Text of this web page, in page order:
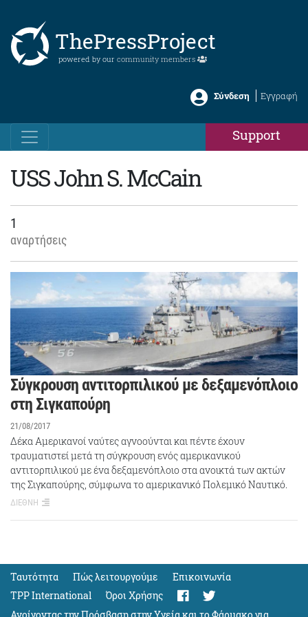
ThePressProject
powered by our community members
Σύνδεση Εγγραφή
Support
USS John S. McCain
1
αναρτήσεις
Σύγκρουση αντιτορπιλικού με δεξαμενόπλοιο
στη Σιγκαπούρη
21/08/2017
Δέκα Αμερικανοί ναύτες αγνοούνται και πέντε έχουν
τραυματιστεί μετά τη σύγκρουση ενός αμερικανικού
αντιτορπιλικού με ένα δεξαμενόπλοιο στα ανοικτά των ακτών
της Σιγκαπούρης, σύμφωνα το αμερικανικό Πολεμικό Ναυτικό.
ΔΙΕΘΝΗ
Ταυτότητα Πώς λειτουργούμε
Eπικοινωνία
TPP International
Όροι Χρήσης